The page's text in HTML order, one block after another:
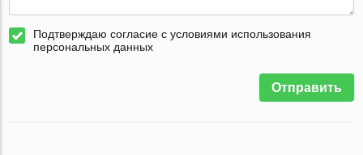
Подтверждаю согласие с условиями использования
персональных данных
Отправить